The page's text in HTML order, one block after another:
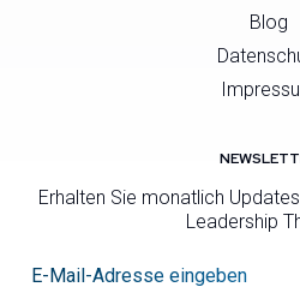
Blog
Erhalten Sie monatlich
Leadership
E-Mail-Adresse eingeben*